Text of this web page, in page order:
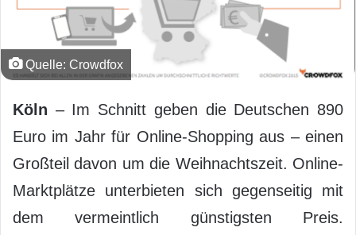
Quelle: Crowdfox
Köln – Im Schnitt geben die Deutschen 890
Euro im Jahr für Online-Shopping aus – einen
Großteil davon um die Weihnachtszeit. Online-
Marktplätze unterbieten sich gegenseitig mit
dem vermeintlich günstigsten Preis.